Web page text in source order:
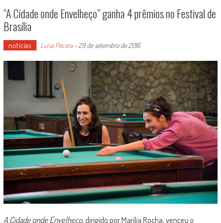
“A Cidade onde Envelheço” ganha 4 prêmios no Festival de
Brasília
notícias Luísa Pécora- 29 de setembro de 2016
A Cidade onde Envelheço, dirigido por Marília Rocha, venceu o